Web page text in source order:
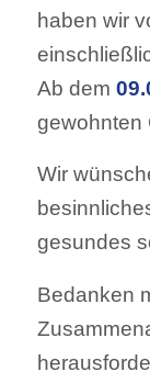
haben wir
Ab dem
gewohnten
Wir
gesundes
Bedanken